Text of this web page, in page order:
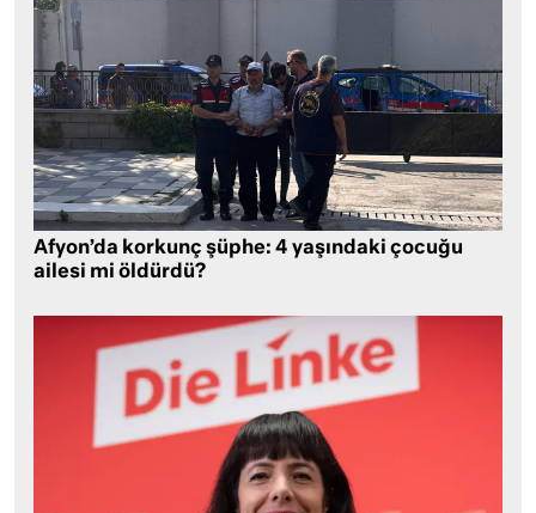
Afyon’da korkunç şüphe: 4 yaşındaki çocuğu
ailesi mi öldürdü?